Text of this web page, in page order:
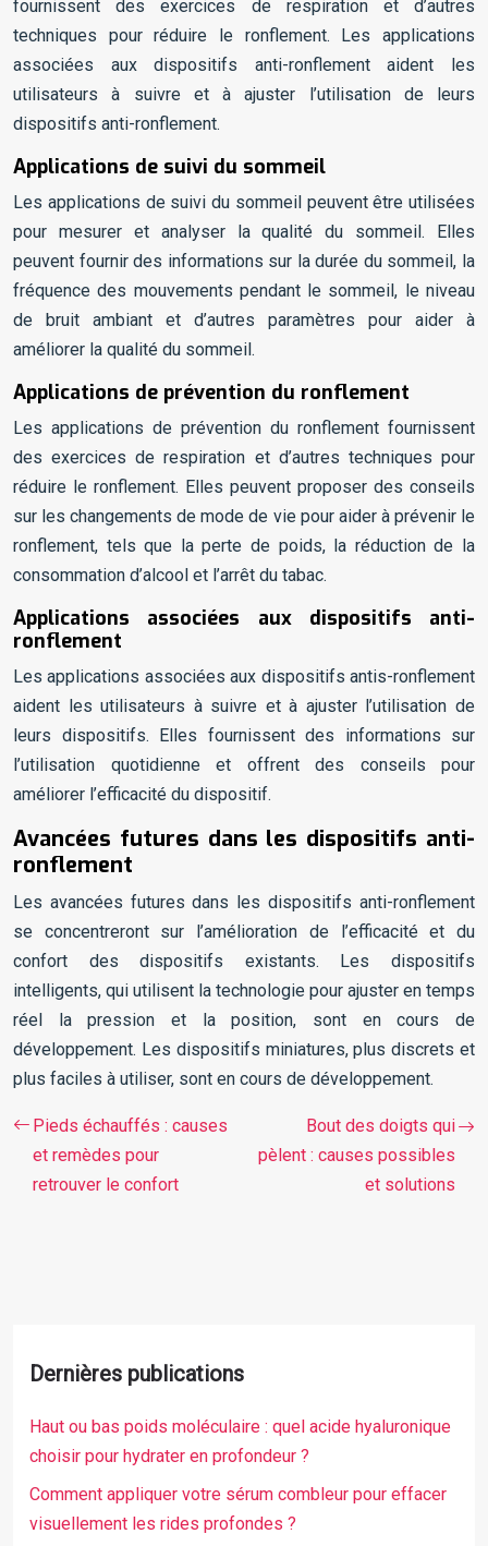
fournissent des exercices de respiration et d’autres
techniques pour réduire le ronflement. Les applications
associées aux dispositifs anti-ronflement aident les
utilisateurs à suivre et à ajuster l’utilisation de leurs
dispositifs anti-ronflement.
Applications de suivi du sommeil
Les applications de suivi du sommeil peuvent être utilisées
pour mesurer et analyser la qualité du sommeil. Elles
peuvent fournir des informations sur la durée du sommeil, la
fréquence des mouvements pendant le sommeil, le niveau
de bruit ambiant et d’autres paramètres pour aider à
améliorer la qualité du sommeil.
Applications de prévention du ronflement
Les applications de prévention du ronflement fournissent
des exercices de respiration et d’autres techniques pour
réduire le ronflement. Elles peuvent proposer des conseils
sur les changements de mode de vie pour aider à prévenir le
ronflement, tels que la perte de poids, la réduction de la
consommation d’alcool et l’arrêt du tabac.
Applications associées aux dispositifs anti-
ronflement
Les applications associées aux dispositifs antis-ronflement
aident les utilisateurs à suivre et à ajuster l’utilisation de
leurs dispositifs. Elles fournissent des informations sur
l’utilisation quotidienne et offrent des conseils pour
améliorer l’efficacité du dispositif.
Avancées futures dans les dispositifs anti-
ronflement
Les avancées futures dans les dispositifs anti-ronflement
se concentreront sur l’amélioration de l’efficacité et du
confort des dispositifs existants. Les dispositifs
intelligents, qui utilisent la technologie pour ajuster en temps
réel la pression et la position, sont en cours de
développement. Les dispositifs miniatures, plus discrets et
plus faciles à utiliser, sont en cours de développement.
Pieds échauffés : causes
et remèdes pour
retrouver le confort
Bout des doigts qui
pèlent : causes possibles
et solutions
Dernières publications
Haut ou bas poids moléculaire : quel acide hyaluronique
choisir pour hydrater en profondeur ?
Comment appliquer votre sérum combleur pour effacer
visuellement les rides profondes ?